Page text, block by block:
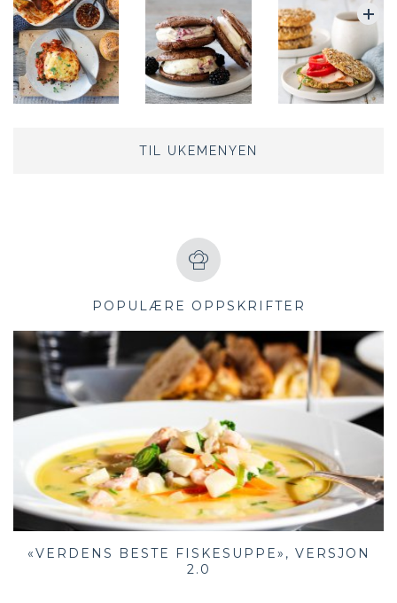
TIL UKEMENYEN
POPULÆRE OPPSKRIFTER
«VERDENS BESTE FISKESUPPE», VERSJON
2.0